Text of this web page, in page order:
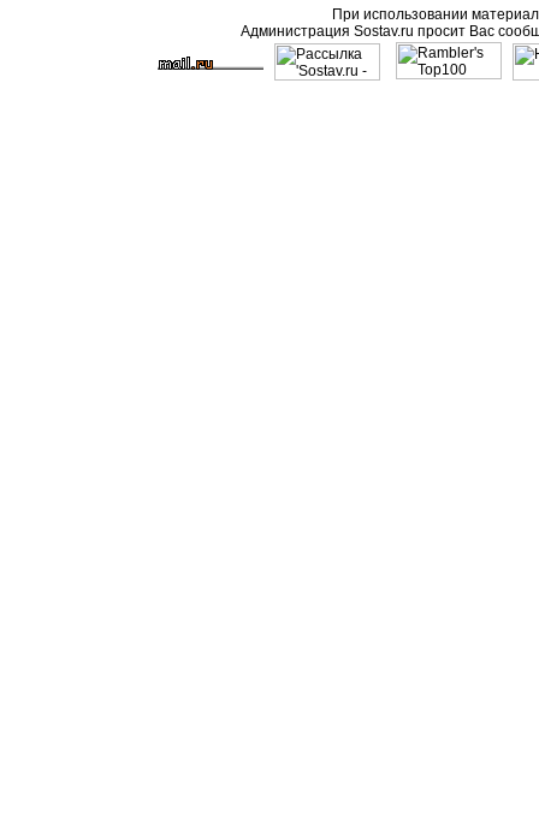
При использовании
Администрация Sostav.ru просит Вас